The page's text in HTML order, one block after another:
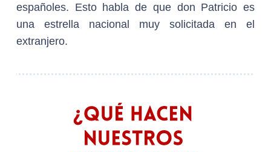
españoles. Esto habla de que don Patricio es
una estrella nacional muy solicitada en el
extranjero.